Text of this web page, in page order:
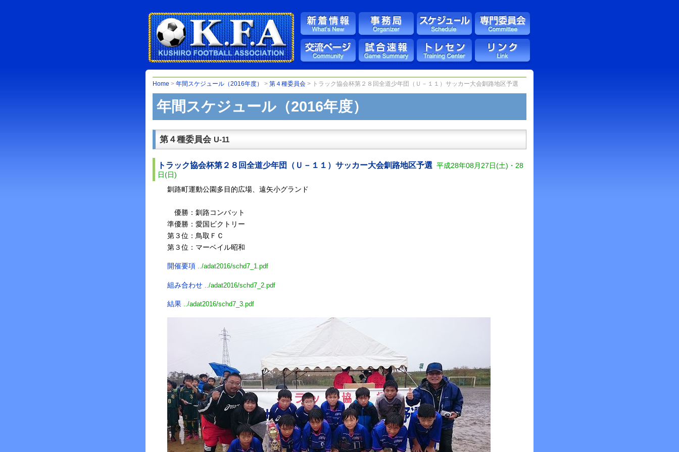
Home >年間スケジュール（2016年度） >第４種委員会 > トラック協会杯第２８回全道少年団（Ｕ－１１）サッカー大会釧路地区予選
年間スケジュール（2016年度）
第４種委員会 U-11
トラック協会杯第２８回全道少年団（Ｕ－１１）サッカー大会釧路地区予選平成28年08月27日(土)・28
日(日)
釧路町運動公園多目的広場、遠矢小グランド
優勝：釧路コンバット
準優勝：愛国ビクトリー
第３位：鳥取ＦＣ
第３位：マーベイル昭和
開催要項 ../adat2016/schd7_1.pdf
組み合わせ ../adat2016/schd7_2.pdf
結果 ../adat2016/schd7_3.pdf